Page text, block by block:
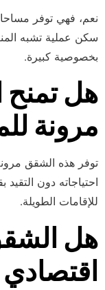
نعم، فهي توفر
سكن عملية تشبه
بخصوصية كبيرة.
هل تمنح
مرونة
توفر هذه الشقق
احتياجاته دون التقيد
للإقامات الطويلة.
هل